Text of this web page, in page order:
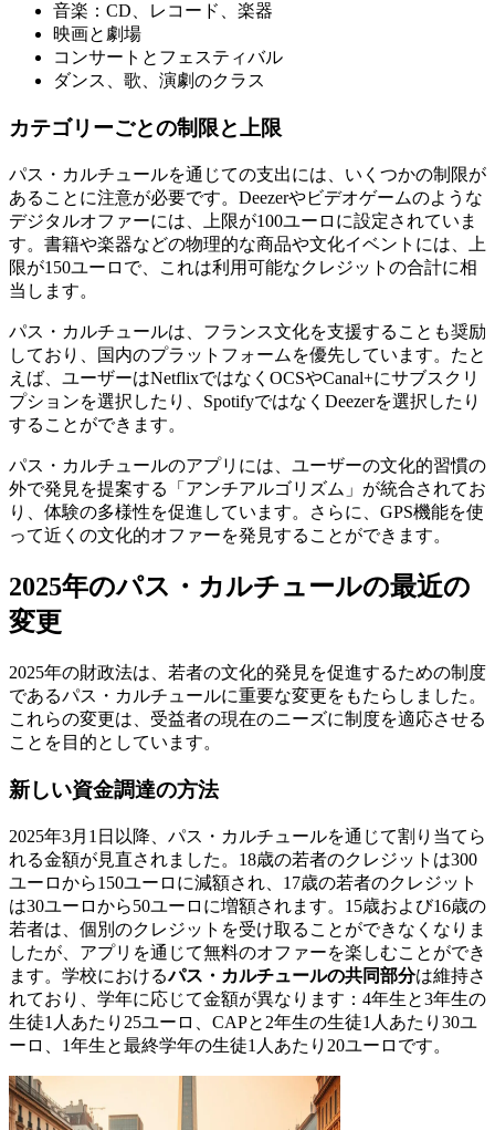
音楽：CD、レコード、楽器
映画と劇場
コンサートとフェスティバル
ダンス、歌、演劇のクラス
カテゴリーごとの制限と上限
パス・カルチュールを通じての支出には、いくつかの制限が
あることに注意が必要です。Deezerやビデオゲームのような
デジタルオファーには、上限が100ユーロに設定されていま
す。書籍や楽器などの物理的な商品や文化イベントには、上
限が150ユーロで、これは利用可能なクレジットの合計に相
当します。
パス・カルチュールは、フランス文化を支援することも奨励
しており、国内のプラットフォームを優先しています。たと
えば、ユーザーはNetflixではなくOCSやCanal+にサブスクリ
プションを選択したり、SpotifyではなくDeezerを選択したり
することができます。
パス・カルチュールのアプリには、ユーザーの文化的習慣の
外で発見を提案する「アンチアルゴリズム」が統合されてお
り、体験の多様性を促進しています。さらに、GPS機能を使
って近くの文化的オファーを発見することができます。
2025年のパス・カルチュールの最近の
変更
2025年の財政法は、若者の文化的発見を促進するための制度
であるパス・カルチュールに重要な変更をもたらしました。
これらの変更は、受益者の現在のニーズに制度を適応させる
ことを目的としています。
新しい資金調達の方法
2025年3月1日以降、パス・カルチュールを通じて割り当てら
れる金額が見直されました。18歳の若者のクレジットは300
ユーロから150ユーロに減額され、17歳の若者のクレジット
は30ユーロから50ユーロに増額されます。15歳および16歳の
若者は、個別のクレジットを受け取ることができなくなりま
したが、アプリを通じて無料のオファーを楽しむことができ
ます。学校におけるパス・カルチュールの共同部分は維持さ
れており、学年に応じて金額が異なります：4年生と3年生の
生徒1人あたり25ユーロ、CAPと2年生の生徒1人あたり30ユ
ーロ、1年生と最終学年の生徒1人あたり20ユーロです。